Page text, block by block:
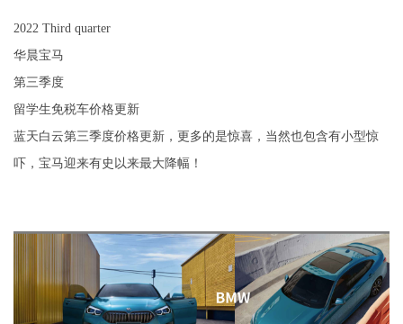
2022 Third quarter
华晨宝马
第三季度
留学生免税车价格更新
蓝天白云第三季度价格更新，更多的是惊喜，当然也包含有小型惊
吓，宝马迎来有史以来最大降幅！